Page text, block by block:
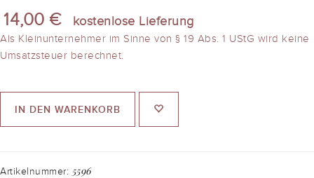
14,00 € kostenlose Lieferung
Als Kleinunternehmer im Sinne von § 19 Abs. 1 UStG wird keine
Umsatzsteuer berechnet.
IN DEN WARENKORB
Artikelnummer: 5596